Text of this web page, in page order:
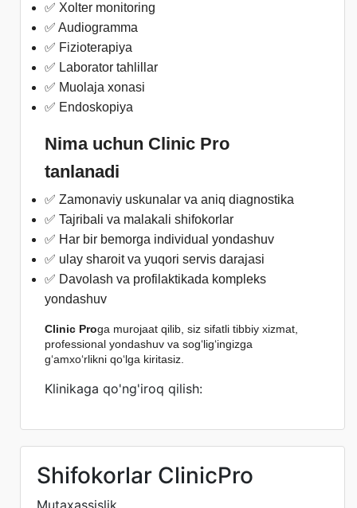
✅ Xolter monitoring
✅ Audiogramma
✅ Fizioterapiya
✅ Laborator tahlillar
✅ Muolaja xonasi
✅ Endoskopiya
Nima uchun Clinic Pro
tanlanadi
✅ Zamonaviy uskunalar va aniq diagnostika
✅ Tajribali va malakali shifokorlar
✅ Har bir bemorga individual yondashuv
✅ ulay sharoit va yuqori servis darajasi
✅ Davolash va profilaktikada kompleks
yondashuv
Clinic Proga murojaat qilib, siz sifatli tibbiy xizmat,
professional yondashuv va sog‘lig‘ingizga
g‘amxo‘rlikni qo‘lga kiritasiz.
Klinikaga qo'ng'iroq qilish:
Shifokorlar ClinicPro